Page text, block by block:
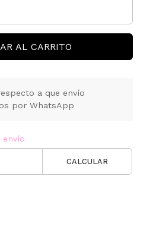
AL CARRITO
a que envío
por WhatsApp
CALCULAR